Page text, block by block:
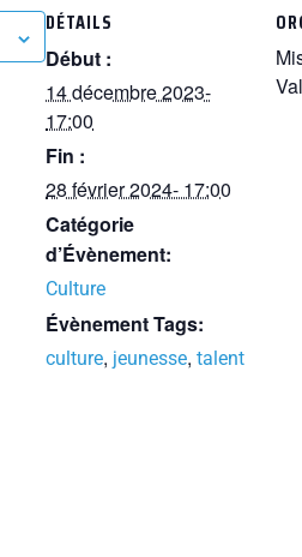
DÉTAILS
Début :
14 décembre 2023-
17:00
Fin :
28 février 2024- 17:00
Catégorie
d’Évènement:
Culture
Évènement Tags:
culture, jeunesse, talent